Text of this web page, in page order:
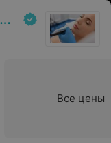
Все цены